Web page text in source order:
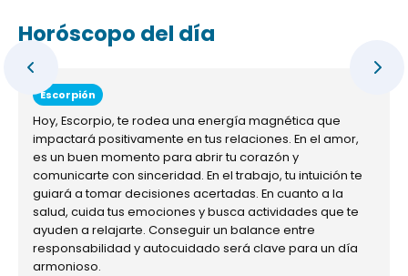
Horóscopo del día
Escorpión
Hoy, Escorpio, te rodea una energía magnética que
impactará positivamente en tus relaciones. En el amor,
es un buen momento para abrir tu corazón y
comunicarte con sinceridad. En el trabajo, tu intuición te
guiará a tomar decisiones acertadas. En cuanto a la
salud, cuida tus emociones y busca actividades que te
ayuden a relajarte. Conseguir un balance entre
responsabilidad y autocuidado será clave para un día
armonioso.